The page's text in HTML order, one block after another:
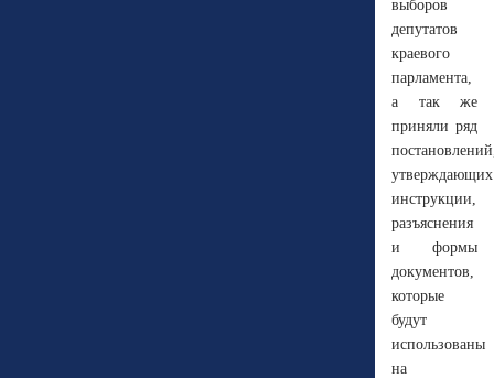
выборов
депутатов
краевого
парламента,
а так же
приняли ряд
утверждающих
инструкции,
разъяснения
и формы
документов,
которые
будут
использованы
на